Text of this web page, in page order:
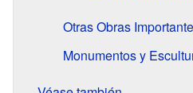
Otras Obras
Monumentos y